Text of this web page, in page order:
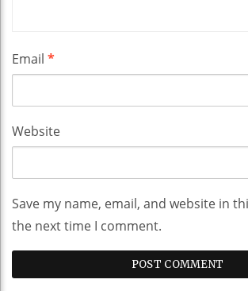
Email *
Website
Save my name, email, and website in
the next time I comment.